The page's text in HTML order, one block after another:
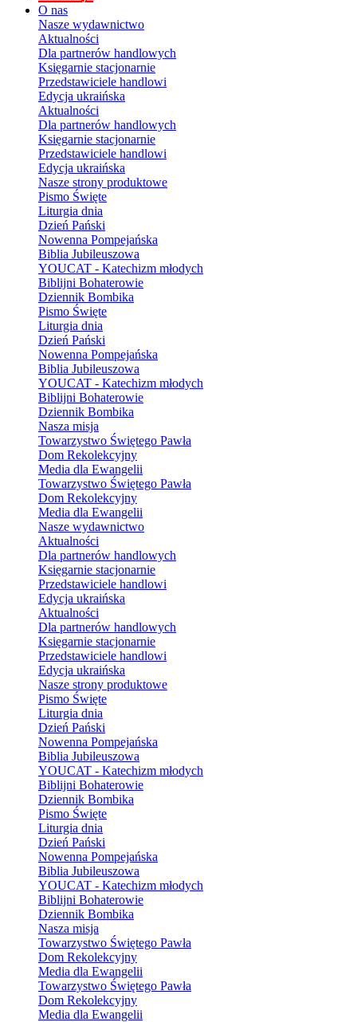
O nas
Nasze wydawnictwo
Aktualności
Dla partnerów handlowych
Księgarnie stacjonarnie
Przedstawiciele handlowi
Edycja ukraińska
Aktualności
Dla partnerów handlowych
Księgarnie stacjonarnie
Przedstawiciele handlowi
Edycja ukraińska
Nasze strony produktowe
Pismo Święte
Liturgia dnia
Dzień Pański
Nowenna Pompejańska
Biblia Jubileuszowa
YOUCAT - Katechizm młodych
Biblijni Bohaterowie
Dziennik Bombika
Pismo Święte
Liturgia dnia
Dzień Pański
Nowenna Pompejańska
Biblia Jubileuszowa
YOUCAT - Katechizm młodych
Biblijni Bohaterowie
Dziennik Bombika
Nasza misja
Towarzystwo Świętego Pawła
Dom Rekolekcyjny
Media dla Ewangelii
Towarzystwo Świętego Pawła
Dom Rekolekcyjny
Media dla Ewangelii
Nasze wydawnictwo
Aktualności
Dla partnerów handlowych
Księgarnie stacjonarnie
Przedstawiciele handlowi
Edycja ukraińska
Aktualności
Dla partnerów handlowych
Księgarnie stacjonarnie
Przedstawiciele handlowi
Edycja ukraińska
Nasze strony produktowe
Pismo Święte
Liturgia dnia
Dzień Pański
Nowenna Pompejańska
Biblia Jubileuszowa
YOUCAT - Katechizm młodych
Biblijni Bohaterowie
Dziennik Bombika
Pismo Święte
Liturgia dnia
Dzień Pański
Nowenna Pompejańska
Biblia Jubileuszowa
YOUCAT - Katechizm młodych
Biblijni Bohaterowie
Dziennik Bombika
Nasza misja
Towarzystwo Świętego Pawła
Dom Rekolekcyjny
Media dla Ewangelii
Towarzystwo Świętego Pawła
Dom Rekolekcyjny
Media dla Ewangelii